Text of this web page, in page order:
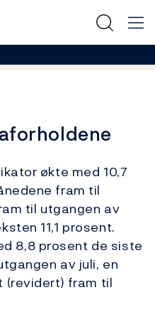
økte med 10,7
fram til
til utgangen av
11,1 prosent.
8,8 prosent de siste
av juli, en
(revidert) fram til